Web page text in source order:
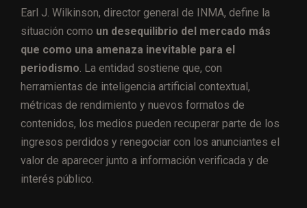
Earl J. Wilkinson, director general de INMA, define la
situación como un desequilibrio del mercado más
que como una amenaza inevitable para el
periodismo. La entidad sostiene que, con
herramientas de inteligencia artificial contextual,
métricas de rendimiento y nuevos formatos de
contenidos, los medios pueden recuperar parte de los
ingresos perdidos y renegociar con los anunciantes el
valor de aparecer junto a información verificada y de
interés público.